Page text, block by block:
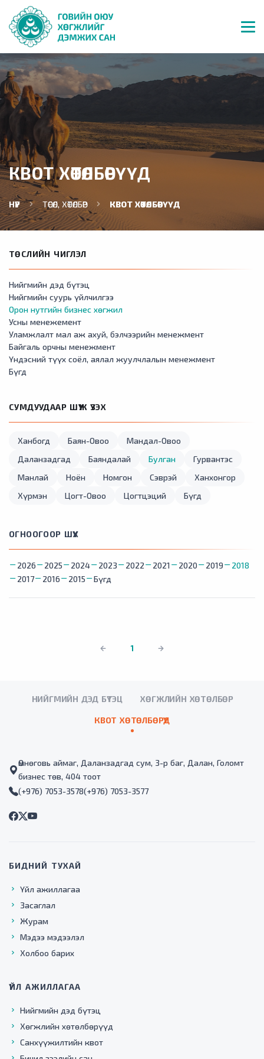
КВОТ ХӨТӨЛБӨРҮҮД
НҮҮР ТӨСӨЛ, ХӨТӨЛБӨР КВОТ ХӨТӨЛБӨРҮҮД
ТӨСЛИЙН ЧИГЛЭЛ
Нийгмийн дэд бүтэц
Нийгмийн суурь үйлчилгээ
Орон нутгийн бизнес хөгжил
Усны менежемент
Уламжлалт мал аж ахуй, бэлчээрийн менежмент
Байгаль орчны менежмент
Үндэсний түүх соёл, аялал жуулчлалын менежмент
Бүгд
СУМДУУДААР ШҮҮЖ ҮЗЭХ
Ханбогд Баян-Овоо
Мандал-Овоо
Даланзадгад
Баяндалай Булган
Гурвантэс
Манлай
Ноён Номгон Сэврэй
Ханхонгор
Хүрмэн
Цогт-Овоо Цогтцэций Бүгд
ОГНООГООР ШҮҮХ
2026 2025 2024 2023 2022 2021 2020 2019
2018
2017
2016 2015 Бүгд
1
НИЙГМИЙН ДЭД БҮТЭЦ ХӨГЖЛИЙН ХӨТӨЛБӨР
КВОТ ХӨТӨЛБӨРҮҮД
Өмнөговь аймаг, Даланзадгад сум, 3-р баг, Далан, Голомт
бизнес төв, 404 тоот
(+976) 7053-3578(+976) 7053-3577
БИДНИЙ ТУХАЙ
Үйл ажиллагаа
Засаглал
Журам
Мэдээ мэдээлэл
Холбоо барих
ҮЙЛ АЖИЛЛАГАА
Нийгмийн дэд бүтэц
Хөгжлийн хөтөлбөрүүд
Санхүүжилтийн квот